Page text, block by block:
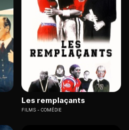
Les remplaçants
FILMS COMÉDIE